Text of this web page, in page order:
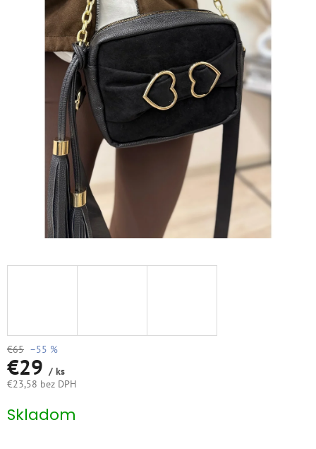
€65 –55 %
€29 / ks
€23,58 bez DPH
cena:
Skladom